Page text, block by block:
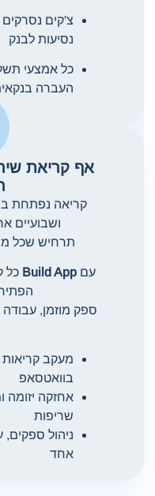
צ'קים
נסיעות לבנק
כל אמצעי
העברה
אף קריאת
קריאה נפתחת
ושבועיים
תרחיש שכל
עם Build App כל
ספק מוזמן,
מעקב
בוואטסאפ
אחזקה יזומה
שריפות
ניהול ספקים,
אחד